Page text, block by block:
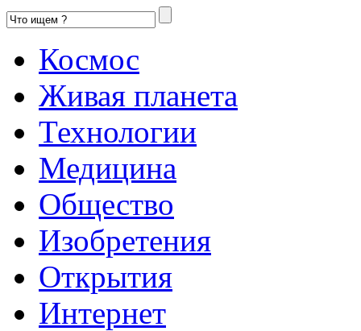
Космос
Живая планета
Технологии
Медицина
Общество
Изобретения
Открытия
Интернет